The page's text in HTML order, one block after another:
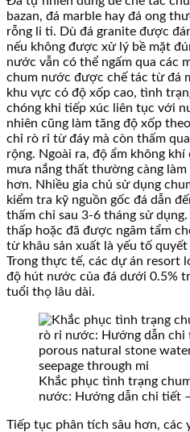
bazan, đá marble hay đá ong
rỗng li ti. Dù đá granite được
nếu không được xử lý bề mặt
nước vẫn có thể ngấm qua các
chum nước được chế tác từ đá
khu vực có độ xốp cao, tình
chóng khi tiếp xúc liên tục với
nhiên cũng làm tăng độ xốp
chỉ rò rỉ từ đáy mà còn thấm
rộng. Ngoài ra, độ ẩm không
mưa nắng thất thường càng
hơn. Nhiều gia chủ sử dụng
kiểm tra kỹ nguồn gốc đá dẫn
thấm chỉ sau 3-6 tháng sử
thấp hoặc đã được ngâm tẩm
từ khâu sản xuất là yếu tố
Trong thực tế, các dự án resort
độ hút nước của đá dưới 0.5%
tuổi thọ lâu dài.
Khắc phục tình trạng
nước: Hướng dẫn chi tiết
Tiếp tục phân tích sâu hơn,